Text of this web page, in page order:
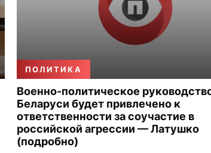
ПОЛИТИКА
Военно-политическое
Беларуси будет привлечено к
ответственности за соучастие в
российской агрессии — Латушко
(подробно)